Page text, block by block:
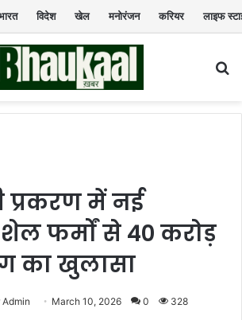
विदेश खेल मनोरंजन करियर लाइफ
प्रकरण में नई
शेल फर्मों से 40 करोड़
का खुलासा
March 10, 2026 0 328